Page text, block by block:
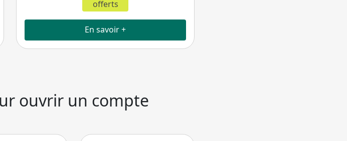
offerts
En savoir +
ouvrir un compte